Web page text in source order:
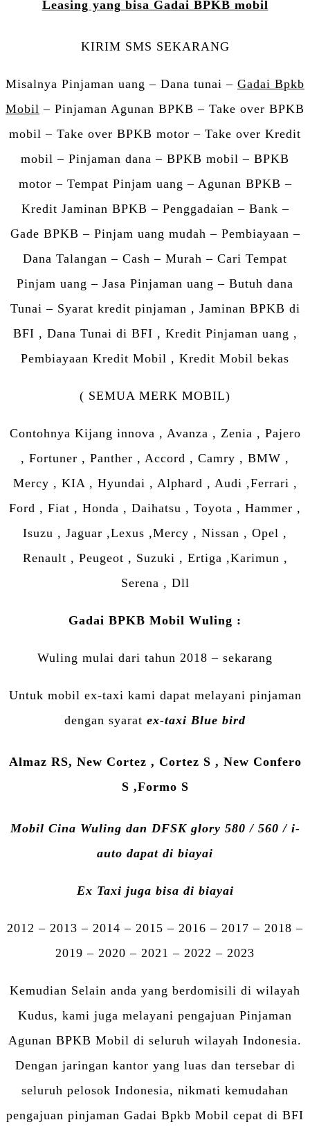
Leasing yang bisa Gadai BPKB mobil
KIRIM SMS SEKARANG
Misalnya Pinjaman uang – Dana tunai – Gadai Bpkb
Mobil – Pinjaman Agunan BPKB – Take over BPKB
mobil – Take over BPKB motor – Take over Kredit
mobil – Pinjaman dana – BPKB mobil – BPKB
motor – Tempat Pinjam uang – Agunan BPKB –
Kredit Jaminan BPKB – Penggadaian – Bank –
Gade BPKB – Pinjam uang mudah – Pembiayaan –
Dana Talangan – Cash – Murah – Cari Tempat
Pinjam uang – Jasa Pinjaman uang – Butuh dana
Tunai – Syarat kredit pinjaman , Jaminan BPKB di
BFI , Dana Tunai di BFI , Kredit Pinjaman uang ,
Pembiayaan Kredit Mobil , Kredit Mobil bekas
( SEMUA MERK MOBIL)
Contohnya Kijang innova , Avanza , Zenia , Pajero
, Fortuner , Panther , Accord , Camry , BMW ,
Mercy , KIA , Hyundai , Alphard , Audi ,Ferrari ,
Ford , Fiat , Honda , Daihatsu , Toyota , Hammer ,
Isuzu , Jaguar ,Lexus ,Mercy , Nissan , Opel ,
Renault , Peugeot , Suzuki , Ertiga ,Karimun ,
Serena , Dll
Gadai BPKB Mobil Wuling :
Wuling mulai dari tahun 2018 – sekarang
Untuk mobil ex-taxi kami dapat melayani pinjaman
dengan syarat ex-taxi Blue bird
Almaz RS, New Cortez , Cortez S , New Confero
S ,Formo S
Mobil Cina Wuling dan DFSK glory 580 / 560 / i-
auto dapat di biayai
Ex Taxi juga bisa di biayai
2012 – 2013 – 2014 – 2015 – 2016 – 2017 – 2018 –
2019 – 2020 – 2021 – 2022 – 2023
Kemudian Selain anda yang berdomisili di wilayah
Kudus, kami juga melayani pengajuan Pinjaman
Agunan BPKB Mobil di seluruh wilayah Indonesia.
Dengan jaringan kantor yang luas dan tersebar di
seluruh pelosok Indonesia, nikmati kemudahan
pengajuan pinjaman Gadai Bpkb Mobil cepat di BFI